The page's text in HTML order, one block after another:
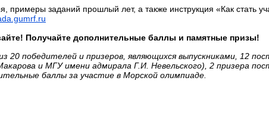
примеры заданий прошлый лет, а также инструкция «Как стать
Получайте дополнительные баллы и памятные призы!
20 победителей и призеров, являющихся выпускниками, 12
и МГУ имени адмирала Г.И. Невельского), 2 призера
баллы за участие в Морской олимпиаде.